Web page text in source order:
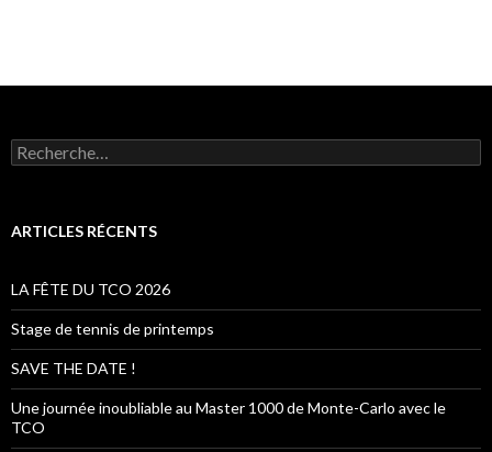
R
e
e
h
e
r
:
ARTICLES RÉCENTS
LA FÊTE DU TCO 2026
Stage de tennis de printemps
SAVE THE DATE !
Une journée inoubliable au Master 1000 de Monte-Carlo avec le
TCO